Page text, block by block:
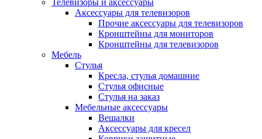
Телевизоры и аксессуары
Аксессуары для телевизоров
Прочие аксессуары для телевизоров
Кронштейны для мониторов
Кронштейны для телевизоров
Мебель
Стулья
Кресла, стулья домашние
Стулья офисные
Стулья на заказ
Мебельные аксессуары
Вешалки
Аксессуары для кресел